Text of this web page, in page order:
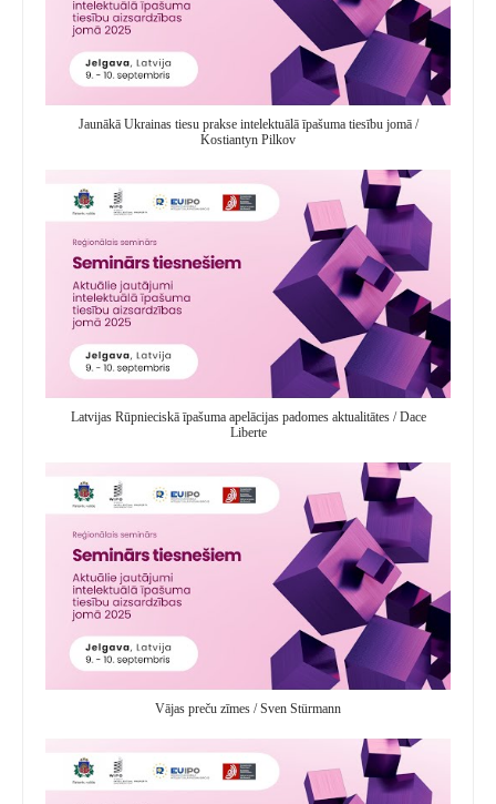
Jaunākā Ukrainas tiesu prakse intelektuālā īpašuma tiesību jomā /
Kostiantyn Pilkov
Latvijas Rūpnieciskā īpašuma apelācijas padomes aktualitātes / Dace
Liberte
Vājas preču zīmes / Sven Stürmann